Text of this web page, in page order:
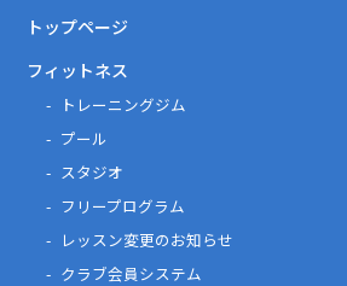
トップページ
フィットネス
トレーニングジム
プール
スタジオ
フリープログラム
レッスン変更のお知らせ
クラブ会員システム